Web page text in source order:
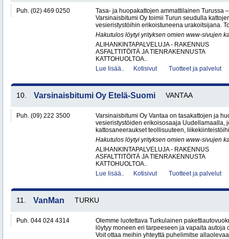
Puh. (02) 469 0250
Tasa- ja huopakattojen ammattilainen Turussa
Varsinaisbitumi Oy toimii Turun seudulla
vesieristystöihin erikoistuneena urakoitsijana.
Hakutulos löytyi yrityksen omien www-sivujen
ALIHANKINTAPALVELUJA - RAKENNUS
ASFALTTITÖITÄ JA TIENRAKENNUSTA
KATTOHUOLTOA..
Lue lisää..
Kotisivut Tuotteet ja palvelut
10. Varsinaisbitumi Oy Etelä-Suomi VANTAA
Puh. (09) 222 3500
Varsinaisbitumi Oy Vantaa on tasakattojen ja
vesieristystöiden erikoisosaaja Uudellamaalla,
kattosaneeraukset teollisuuteen,
Hakutulos löytyi yrityksen omien www-sivujen
ALIHANKINTAPALVELUJA - RAKENNUS
ASFALTTITÖITÄ JA TIENRAKENNUSTA
KATTOHUOLTOA..
Lue lisää..
Kotisivut Tuotteet ja palvelut
11. VanMan TURKU
Puh. 044 024 4314
Olemme luotettava Turkulainen
löytyy moneen eri tarpeeseen ja vapaita autoja
Voit ottaa meihin yhteyttä puhelimitse